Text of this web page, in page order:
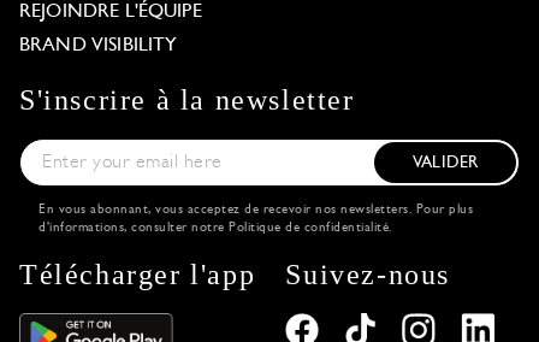
REJOINDRE L'ÉQUIPE
BRAND VISIBILITY
S'inscrire à la newsletter
VALIDER
En vous abonnant, vous acceptez de recevoir nos newsletters. Pour plus
d'informations, consulter notre Politique de confidentialité.
Télécharger l'app Suivez-nous